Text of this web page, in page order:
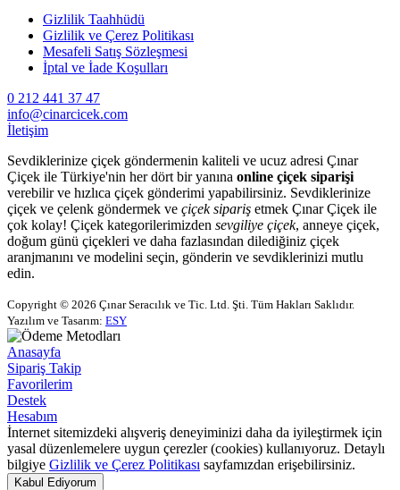
Gizlilik Taahhüdü
Gizlilik ve Çerez Politikası
Mesafeli Satış Sözleşmesi
İptal ve İade Koşulları
0 212 441 37 47
info@cinarcicek.com
İletişim
Sevdiklerinize çiçek göndermenin kaliteli ve ucuz adresi Çınar
Çiçek ile Türkiye'nin her dört bir yanına online çiçek siparişi
verebilir ve hızlıca çiçek gönderimi yapabilirsiniz. Sevdiklerinize
çiçek ve çelenk göndermek ve çiçek sipariş etmek Çınar Çiçek ile
çok kolay! Çiçek kategorilerimizden sevgiliye çiçek, anneye çiçek,
doğum günü çiçekleri ve daha fazlasından dilediğiniz çiçek
aranjmanını ve modelini seçin, gönderin ve sevdiklerinizi mutlu
edin.
Copyright © 2026 Çınar Seracılık ve Tic. Ltd. Şti. Tüm Hakları Saklıdır.
Yazılım ve Tasarım: ESY
Anasayfa
Sipariş Takip
Favorilerim
Destek
Hesabım
İnternet sitemizdeki alışveriş deneyiminizi daha da iyileştirmek için
yasal düzenlemelere uygun çerezler (cookies) kullanıyoruz. Detaylı
bilgiye Gizlilik ve Çerez Politikası sayfamızdan erişebilirsiniz.
Kabul Ediyorum